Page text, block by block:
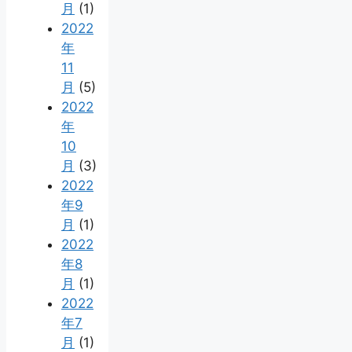
月 (1)
2022
年
11
月 (5)
2022
年
10
月 (3)
2022
年9
月 (1)
2022
年8
月 (1)
2022
年7
月 (1)